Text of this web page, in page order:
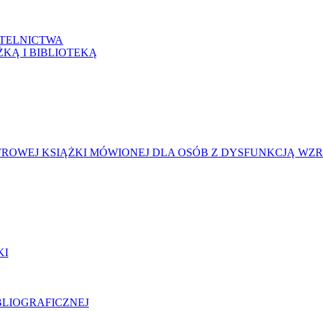
I BIBLIOTEKĄ
KSIĄŻKI MÓWIONEJ DLA OSÓB Z DYSFUNKCJĄ